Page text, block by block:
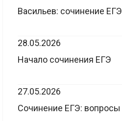
Васильев: сочинение ЕГЭ
28.05.2026
Начало сочинения ЕГЭ
27.05.2026
Сочинение ЕГЭ: вопросы